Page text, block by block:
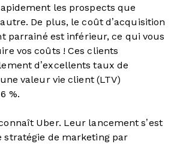
les prospects que
De plus, le coût d’acquisition
parrainé est inférieur, ce qui vous
vos coûts ! Ces clients
d’excellents taux de
valeur vie client (LTV)
%.
Uber. Leur lancement s’est
stratégie de marketing par